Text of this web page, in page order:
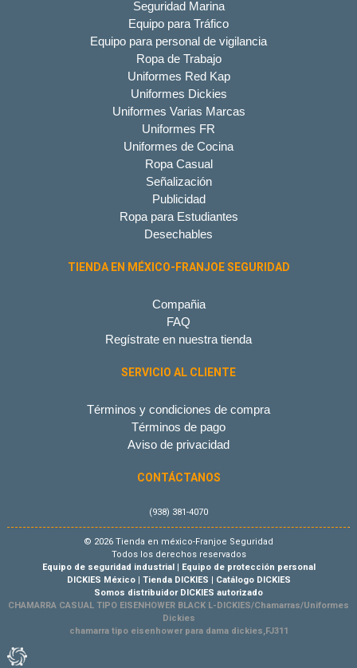
Seguridad Marina
Equipo para Tráfico
Equipo para personal de vigilancia
Ropa de Trabajo
Uniformes Red Kap
Uniformes Dickies
Uniformes Varias Marcas
Uniformes FR
Uniformes de Cocina
Ropa Casual
Señalización
Publicidad
Ropa para Estudiantes
Desechables
TIENDA EN MÉXICO-FRANJOE SEGURIDAD
Compañia
FAQ
Regístrate en nuestra tienda
SERVICIO AL CLIENTE
Términos y condiciones de compra
Términos de pago
Aviso de privacidad
CONTÁCTANOS
(938) 381-4070
© 2026 Tienda en méxico-Franjoe Seguridad
Todos los derechos reservados
Equipo de seguridad industrial
Equipo de protección personal
DICKIES México| Tienda DICKIES
Catálogo DICKIES
Somos distribuidor DICKIES autorizado
CHAMARRA CASUAL TIPO EISENHOWER BLACK L-DICKIES/Chamarras/Uniformes
Dickies
chamarra tipo eisenhower para dama dickies,FJ311